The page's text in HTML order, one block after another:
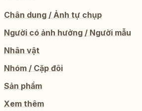
Chân dung / Ảnh tự chụp
Người có ảnh hưởng / Người mẫu
Nhân vật
Nhóm / Cặp đôi
Sản phẩm
Xem thêm